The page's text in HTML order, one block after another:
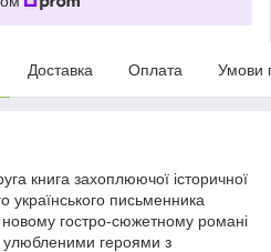
Доставка Оплата Умови
книга захоплюючої історичної
українського письменника
гостро-сюжетному романі
улюбленими героями з